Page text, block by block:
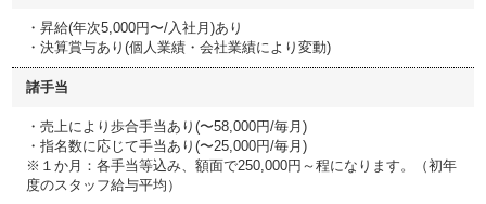
・昇給(年次5,000円〜/入社月)あり
・決算賞与あり(個人業績・会社業績により変動)
諸手当
・売上により歩合手当あり(〜58,000円/毎月)
・指名数に応じて手当あり(〜25,000円/毎月)
※１か月：各手当等込み、額面で250,000円～程になります。（初年
度のスタッフ給与平均）